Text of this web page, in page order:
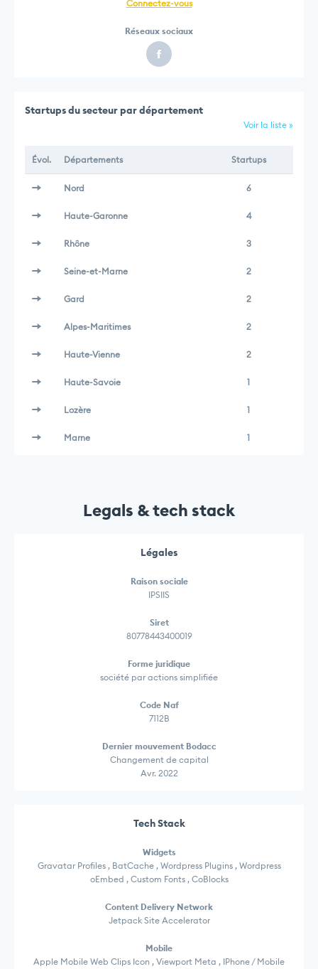
Connectez-vous
Réseaux sociaux
Startups du secteur par département
Voir la liste »
Évol. Départements Startups
Nord 6
Haute-Garonne 4
Rhône 3
Seine-et-Marne 2
Gard 2
Alpes-Maritimes 2
Haute-Vienne 2
Haute-Savoie 1
Lozère 1
Marne 1
Legals & tech stack
Légales
Raison sociale
IPSIIS
Siret
80778443400019
Forme juridique
société par actions simplifiée
Code Naf
7112B
Dernier mouvement Bodacc
Changement de capital
Avr. 2022
Tech Stack
Widgets
Gravatar Profiles , BatCache , Wordpress Plugins , Wordpress
oEmbed , Custom Fonts , CoBlocks
Content Delivery Network
Jetpack Site Accelerator
Mobile
Apple Mobile Web Clips Icon , Viewport Meta , IPhone / Mobile